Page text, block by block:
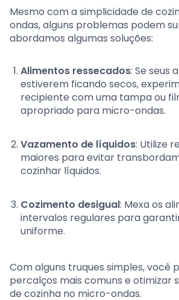
Mesmo com a simplicidade de
ondas, alguns problemas podem
abordamos algumas soluções:
Alimentos ressecados: Se seus
estiverem ficando secos,
recipiente com uma tampa ou
apropriado para micro-ondas.
Vazamento de líquidos: Utilize
maiores para evitar
cozinhar líquidos.
Cozimento desigual: Mexa os
intervalos regulares para
uniforme.
Com alguns truques simples, você
percalços mais comuns e otimizar
de cozinha no micro-ondas.